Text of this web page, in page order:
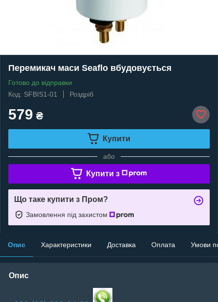
Перемикач маси Seaflo вбудовується
Готово до відправки
Код: SFBIS1-01
Роздріб
579 ₴
Купити
або
Купити з
Що таке купити з Пром?
Замовлення під захистом
Опис Характеристики Доставка Оплата Умови
Опис